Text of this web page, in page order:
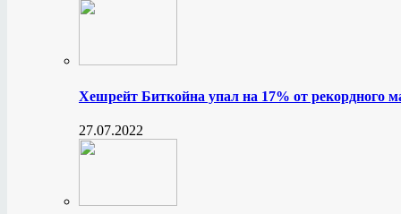
Хешрейт Биткойна упал на 17% от рекордного
27.07.2022